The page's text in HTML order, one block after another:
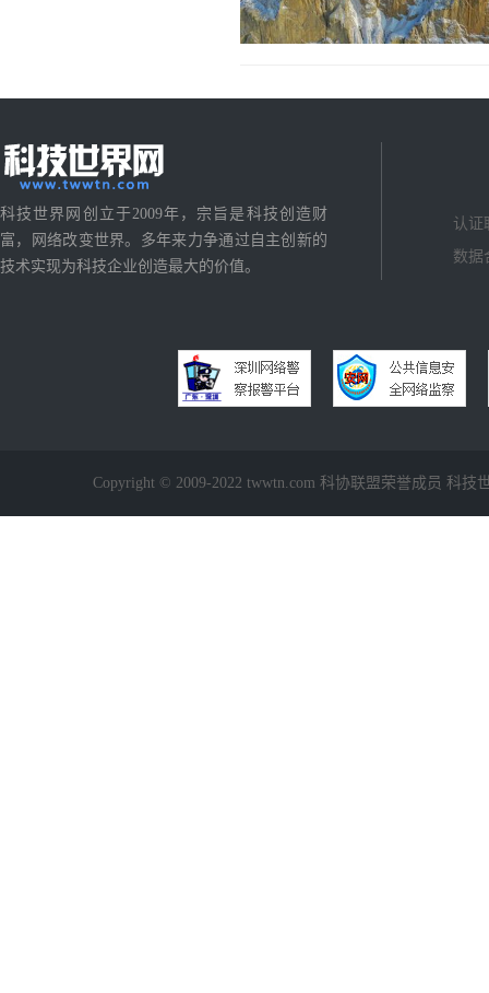
科技世界网创立于2009年，宗旨是科技创造财
富，网络改变世界。多年来力争通过自主创新的
技术实现为科技企业创造最大的价值。
认证
数据
Copyright © 2009-2022 twwtn.com 科协联盟荣誉成员 科